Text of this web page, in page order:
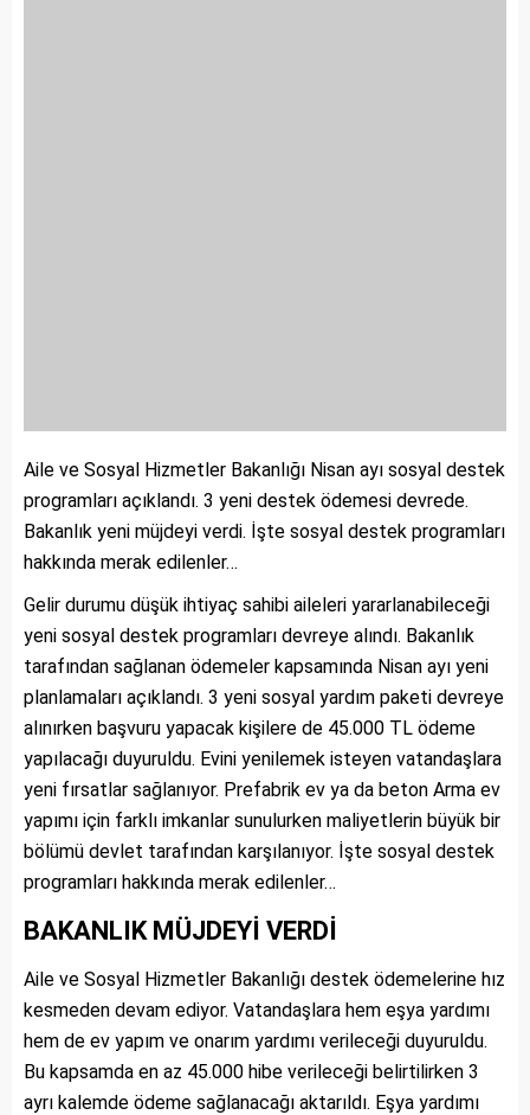
Aile ve Sosyal Hizmetler Bakanlığı Nisan ayı sosyal destek
programları açıklandı. 3 yeni destek ödemesi devrede.
Bakanlık yeni müjdeyi verdi. İşte sosyal destek programları
hakkında merak edilenler…
Gelir durumu düşük ihtiyaç sahibi aileleri yararlanabileceği
yeni sosyal destek programları devreye alındı. Bakanlık
tarafından sağlanan ödemeler kapsamında Nisan ayı yeni
planlamaları açıklandı. 3 yeni sosyal yardım paketi devreye
alınırken başvuru yapacak kişilere de 45.000 TL ödeme
yapılacağı duyuruldu. Evini yenilemek isteyen vatandaşlara
yeni fırsatlar sağlanıyor. Prefabrik ev ya da beton Arma ev
yapımı için farklı imkanlar sunulurken maliyetlerin büyük bir
bölümü devlet tarafından karşılanıyor. İşte sosyal destek
programları hakkında merak edilenler…
BAKANLIK MÜJDEYİ VERDİ
Aile ve Sosyal Hizmetler Bakanlığı destek ödemelerine hız
kesmeden devam ediyor. Vatandaşlara hem eşya yardımı
hem de ev yapım ve onarım yardımı verileceği duyuruldu.
Bu kapsamda en az 45.000 hibe verileceği belirtilirken 3
ayrı kalemde ödeme sağlanacağı aktarıldı. Eşya yardımı